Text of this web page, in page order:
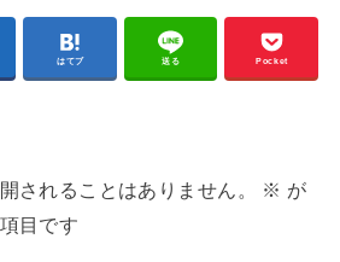
はてブ 送る Pocket
されることはありません。 ※ が
目です